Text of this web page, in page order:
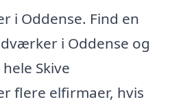
i Oddense. Find en
i Oddense og
Skive
flere elfirmaer, hvis